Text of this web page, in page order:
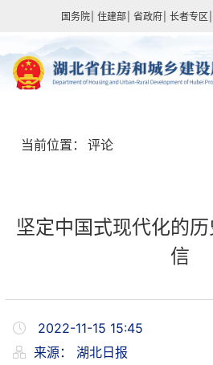
国务院 住建部 省政府 长者专区
当前位置： 评论
坚定中国式现代化的
信
2022-11-15 15:45
来源： 湖北日报